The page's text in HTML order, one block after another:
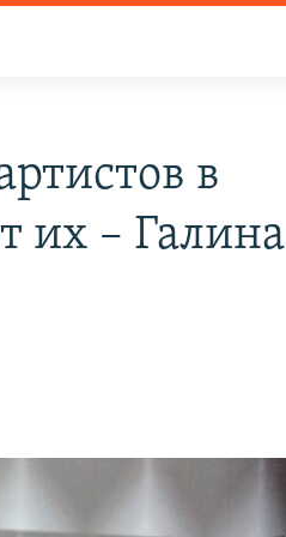
в
их – Галина